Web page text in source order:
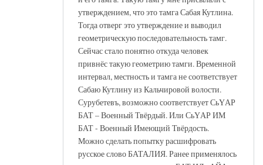
утверждением, что это тамга Сабая Кутлина.
Тогда отверг это утверждение и выводил
геометрическую последовательность тамг.
Сейчас стало понятно откуда человек
привнёс такую геометрию тамги. Временной
интервал, местность и тамга не соответствует
Сабаю Кутлину из Кальчировой волости.
Сурубетевъ, возможно соответствует СьҮАР
БАТ – Военный Твёрдый. Или СьҮАР ИМ
БАТ - Военный Имеющий Твёрдость.
Можно сделать попытку расшифровать
русское слово БАТАЛИЯ. Ранее применялось